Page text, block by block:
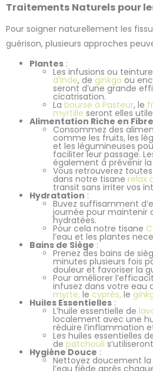
Traitements Naturels pour
Pour soigner naturellement les
guérison, plusieurs approches
Plantes :
Les infusions ou
d’Inde, de ginkgo ou
seront d’une grande
cicatrisation.
La bourse à Pasteur, le
myrtille seront elles
Alimentation Riche en
Consommez des
comme les fruits, les
et les légumineuses
faciliter leur passage.
également à prévenir
Vous retrouverez
dans notre tisane relax
transit sans irriter vos
Hydratation :
Buvez suffisamment
journée pour maintenir
hydratées.
Pour cela notre tisane
l’eau et les plantes
Bains de Siège :
Prenez des bains de
minutes plusieurs fois
douleur et favoriser la
Pour améliorer
infusez dans votre eau
myrte, le cyprès, le
Huiles Essentielles :
L’huile essentielle de
localement avec une
réduire l’inflammation
Les huiles essentielles
de patchouli
Hygiène Douce :
Nettoyez doucement
l’eau tiède après
2 avis